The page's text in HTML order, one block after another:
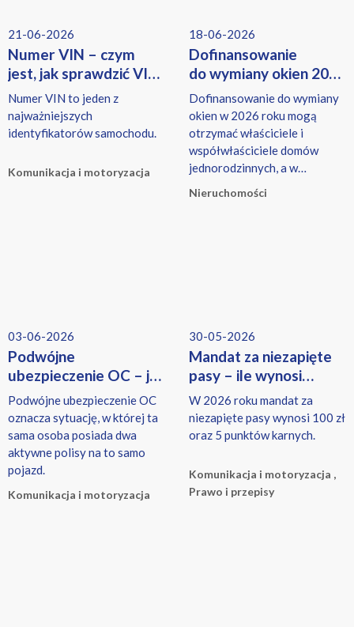
21-06-2026
Numer VIN – czym
jest, jak sprawdzić VIN
i historię pojazdu?
Numer VIN to jeden z
najważniejszych
identyfikatorów samochodu.
Komunikacja i motoryzacja
18-06-2026
Dofinansowanie
do wymiany okien 2026
– kto może
skorzystać?
Dofinansowanie do wymiany
okien w 2026 roku mogą
otrzymać właściciele i
współwłaściciele domów
jednorodzinnych, a w
przypadku mieszkań także
Nieruchomości
03-06-2026
Podwójne
ubezpieczenie OC – jak
zgłosić i wypowiedzieć
polisę pojazdu?
Podwójne ubezpieczenie OC
oznacza sytuację, w której ta
sama osoba posiada dwa
aktywne polisy na to samo
pojazd.
Komunikacja i motoryzacja
30-05-2026
Mandat za niezapięte
pasy – ile wynosi
w 2026 roku? Aktualne
stawki i przepisy
W 2026 roku mandat za
niezapięte pasy wynosi 100 zł
oraz 5 punktów karnych.
Komunikacja i motoryzacja ,
Prawo i przepisy